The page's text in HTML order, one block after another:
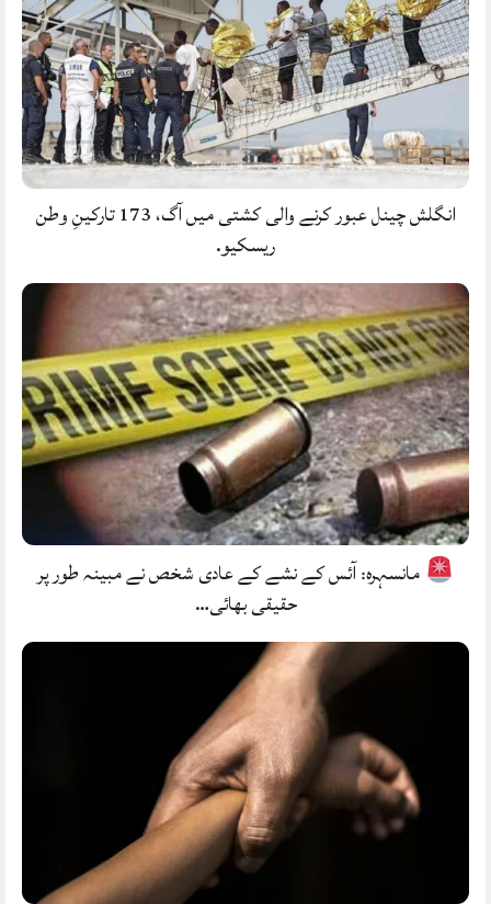
انگلش چینل عبور کرنے والی کشتی میں آگ، 173 تارکینِ وطن
ریسکیو.
مانسہرہ: آئس کے نشے کے عادی شخص نے مبینہ طور پر
حقیقی بھائی…